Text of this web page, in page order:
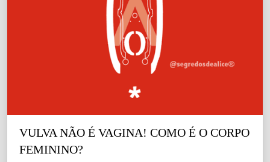
VULVA NÃO É VAGINA! COMO É O CORPO
FEMININO?